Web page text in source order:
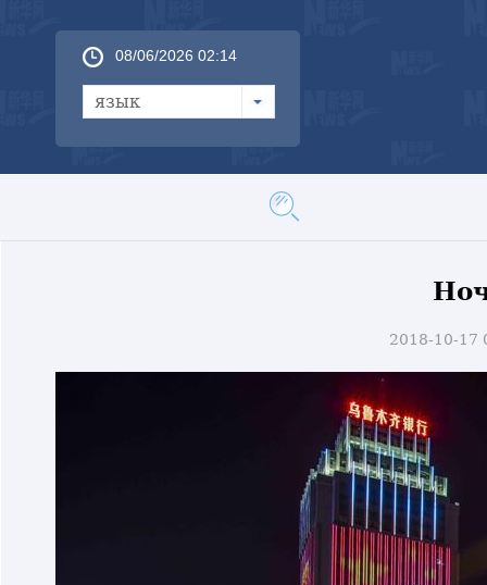
08/06/2026 02:14
язык
2018-10-17